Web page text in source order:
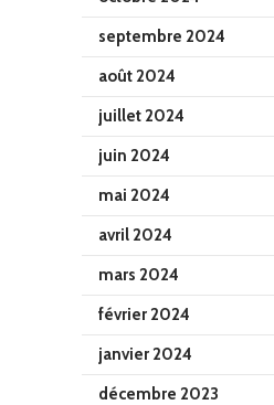
septembre 2024
août 2024
juillet 2024
juin 2024
mai 2024
avril 2024
mars 2024
février 2024
janvier 2024
décembre 2023